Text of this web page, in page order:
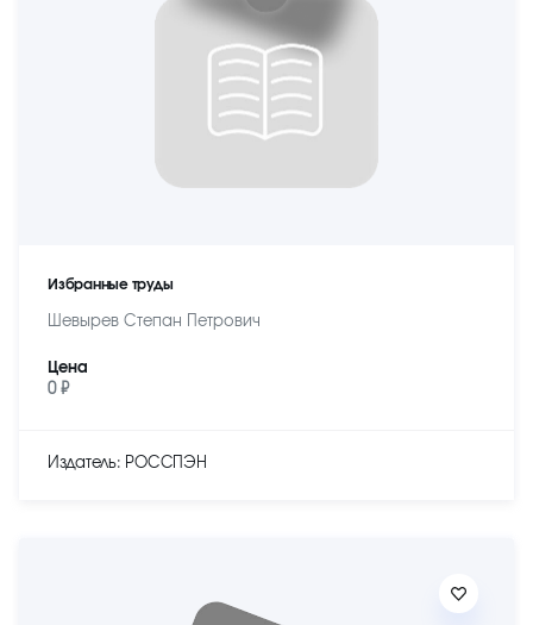
Избранные труды
Шевырев Степан Петрович
Цена
0 ₽
Издатель: РОССПЭН